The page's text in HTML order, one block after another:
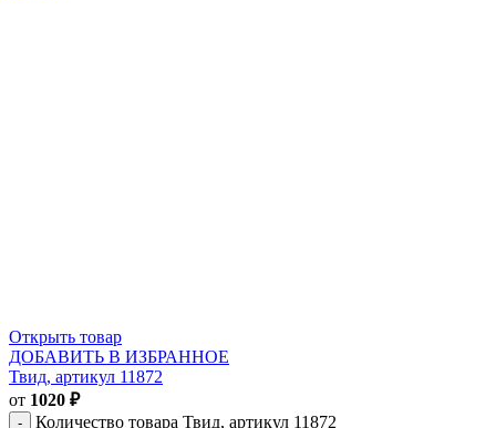
Открыть товар
ДОБАВИТЬ В ИЗБРАННОЕ
Твид, артикул 11872
от 1020 ₽
Количество товара Твид, артикул 11872